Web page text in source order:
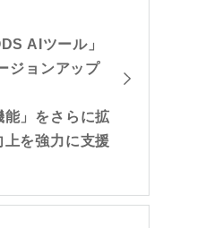
AIツール」
ジョンアップ
能」をさらに拡
上を強力に支援